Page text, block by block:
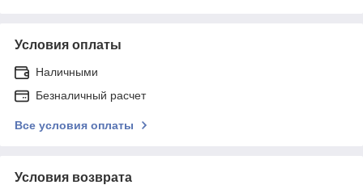
Условия оплаты
Наличными
Безналичный расчет
Все условия оплаты
Условия возврата